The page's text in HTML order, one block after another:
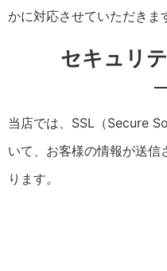
かに対応させていただきま
セキュリ
当店では、SSL（Secure
いて、お客様の情報が送信
ります。